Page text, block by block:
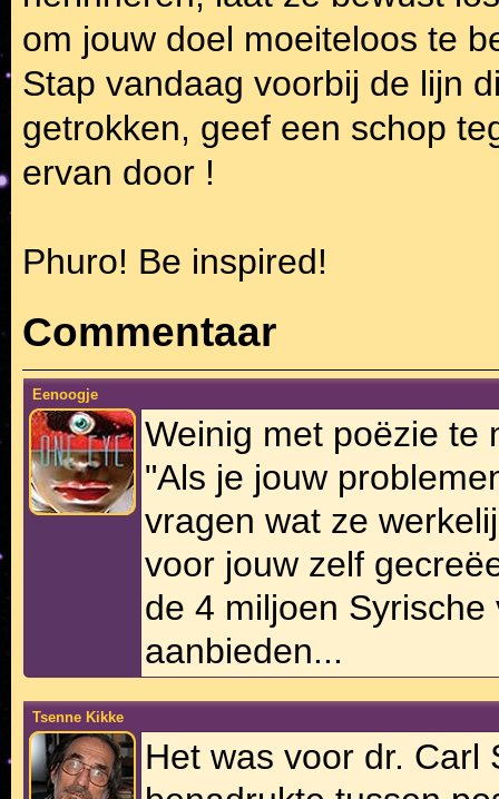
om jouw doel moeiteloos te
Stap vandaag voorbij de lijn
getrokken, geef een schop
ervan door !
Phuro! Be inspired!
Commentaar
Eenoogje
Weinig met poëzie te
"Als je jouw
vragen wat ze
voor jouw zelf
de 4 miljoen
aanbieden...
Tsenne Kikke
Het was voor dr. Carl